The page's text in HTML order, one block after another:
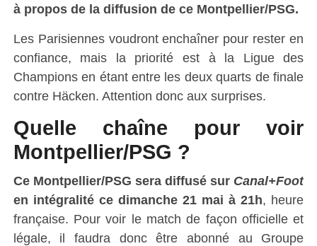
à propos de la diffusion de ce Montpellier/PSG.
Les Parisiennes voudront enchaîner pour rester en
confiance, mais la priorité est à la Ligue des
Champions en étant entre les deux quarts de finale
contre Häcken. Attention donc aux surprises.
Quelle chaîne pour voir
Montpellier/PSG ?
Ce Montpellier/PSG sera diffusé sur Canal+Foot
en intégralité ce dimanche 21 mai à 21h, heure
française. Pour voir le match de façon officielle et
légale, il faudra donc être abonné au Groupe